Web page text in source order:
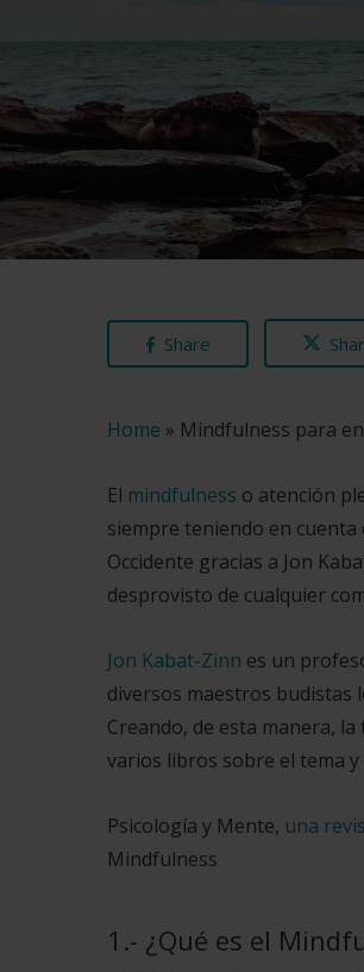
Share
Home » Mindfulness para
El mindfulness o atención
siempre teniendo en cuenta
Occidente gracias a Jon
desprovisto de cualquier
Jon Kabat-Zinn es un
diversos maestros budistas
Creando, de esta manera, la
varios libros sobre el tema
Psicología y Mente, una
Mindfulness
1.- ¿Qué es el